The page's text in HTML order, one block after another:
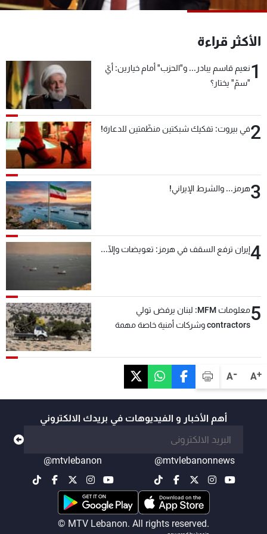
A+
A-
الأكثر قراءة
1نعيم قاسم يبادر... و"الحزب" أمام خيارين: أيّ
"سمّ" يختار؟
2في بيروت: تفكيك شبكتين منظّمتين للدعارة!
3هرمز... والشرط الإيراني!
4إيران ترفع السقف في هرمز: تعويضات وإلّا...
5
معلومات MFM: لبنان يرفض تولي
contractors وشركات أمنية خاصة مهمة
أهم الأخبار و الفيديوهات في بريدك الالكتروني
@mtvlebanonnews
@mtvlebanon
© MTV Lebanon. All rights reserved.
شاهد البرامج
عن MTV
الإنـتـاج
وظائف
سياسة الخصوصية